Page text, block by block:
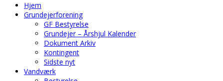
Hjem
Grundejerforening
GF Bestyrelse
Grundejer – Årshjul Kalender
Dokument Arkiv
Kontingent
Sidste nyt
Vandværk